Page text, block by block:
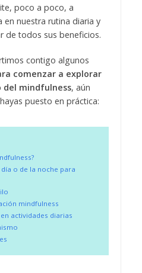
poco a poco, a
nuestra rutina diaria y
de todos sus beneficios.
contigo algunos
comenzar a explorar
del mindfulness, aún
puesto en práctica:
o de la noche para
mindfulness
actividades diarias